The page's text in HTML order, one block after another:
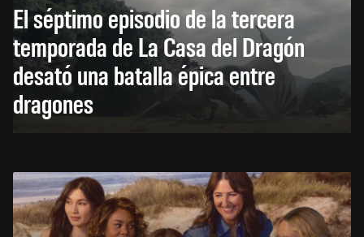
El séptimo episodio de la tercera
temporada de La Casa del Dragón
desató una batalla épica entre
dragones